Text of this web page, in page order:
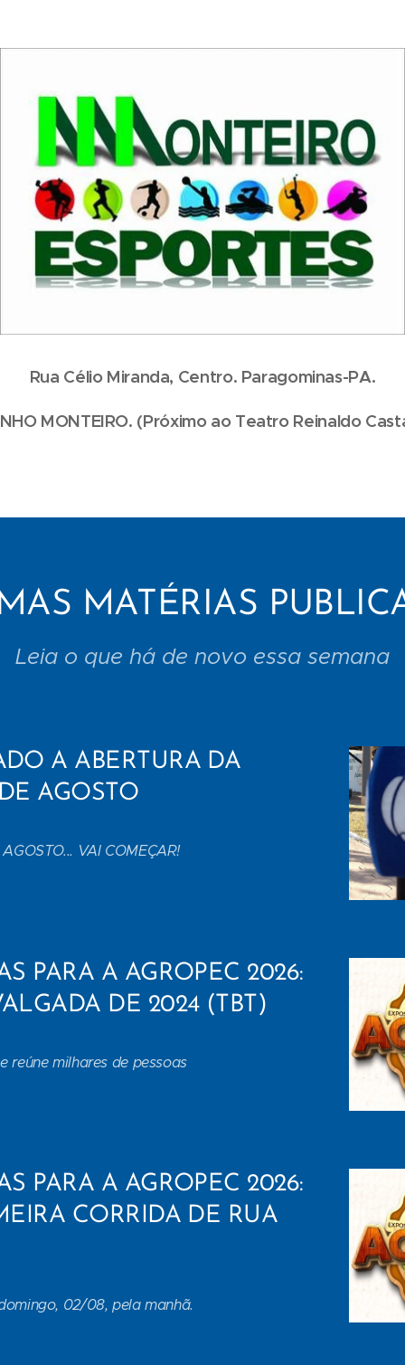
Rua Célio Miranda, Centro. Paragominas-PA.
MONTEIRO. (Próximo ao Teatro Reinaldo
MATÉRIAS
Leia o que há de novo essa semana
A ABERTURA DA
AGOSTO
VAI COMEÇAR!
PARA A AGROPEC 2026:
DE 2024 (TBT)
reúne milhares de pessoas
PARA A AGROPEC 2026:
CORRIDA DE RUA
02/08, pela manhã.